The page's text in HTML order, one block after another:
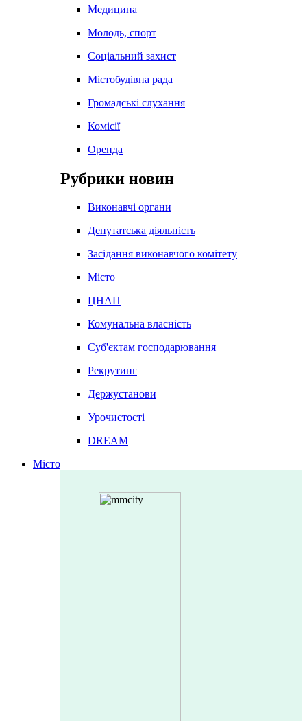
Медицина
Молодь, спорт
Соціальний захист
Містобудівна рада
Громадські слухання
Комісії
Оренда
Рубрики новин
Виконавчі органи
Депутатська діяльність
Засідання виконавчого комітету
Місто
ЦНАП
Комунальна власність
Суб'єктам господарювання
Рекрутинг
Держустанови
Урочистості
DREAM
Місто